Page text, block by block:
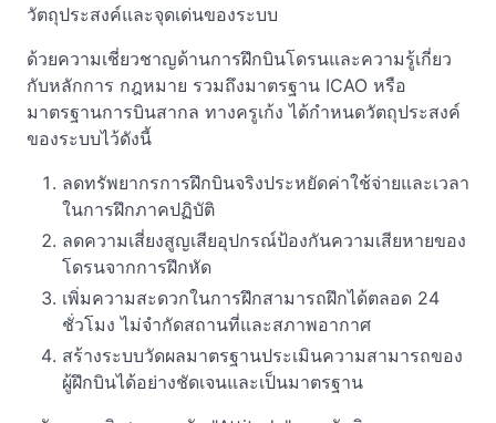
วัตถุประสงค์และจุดเด่นของระบบ
ด้วยความเชี่ยวชาญด้านการฝึกบินโดรนและความรู้เกี่ยว
กับหลักการ กฎหมาย รวมถึงมาตรฐาน ICAO หรือ
มาตรฐานการบินสากล ทางครูเก้ง ได้กำหนดวัตถุประสงค์
ของระบบไว้ดังนี้
ลดทรัพยากรการฝึกบินจริงประหยัดค่าใช้จ่ายและเวลา
ในการฝึกภาคปฏิบัติ
ลดความเสี่ยงสูญเสียอุปกรณ์ป้องกันความเสียหายของ
โดรนจากการฝึกหัด
เพิ่มความสะดวกในการฝึกสามารถฝึกได้ตลอด 24
ชั่วโมง ไม่จำกัดสถานที่และสภาพอากาศ
สร้างระบบวัดผลมาตรฐานประเมินความสามารถของ
ผู้ฝึกบินได้อย่างชัดเจนและเป็นมาตรฐาน